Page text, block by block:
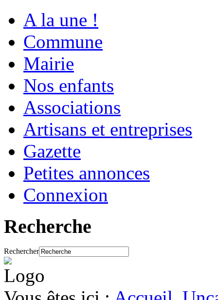
A la une !
Commune
Mairie
Nos enfants
Associations
Artisans et entreprises
Gazette
Petites annonces
Connexion
Recherche
Rechercher